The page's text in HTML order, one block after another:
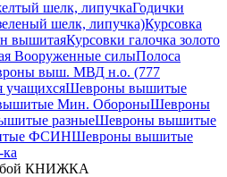
шелк, липучкаГодички
шелк, липучка)Курсовка
вышитаяКурсовки галочка золото
Вооруженные силыПолоса
выш. МВД н.о. (777
Шевроны вышитые
Мин. ОбороныШевроны
разныеШевроны вышитые
ФСИНШевроны вышитые
КНИЖКА